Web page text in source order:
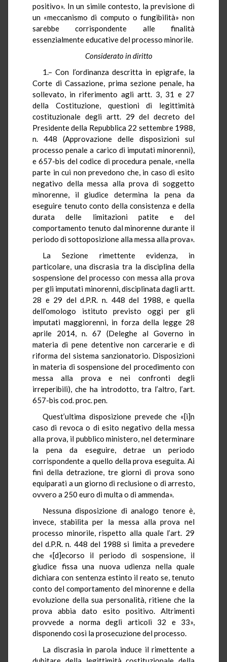
positivo». In un simile contesto, la previsione di
un «meccanismo di computo o fungibilità» non
sarebbe corrispondente alle finalità
essenzialmente educative del processo minorile.
Considerato in diritto
1.– Con l’ordinanza descritta in epigrafe, la
Corte di Cassazione, prima sezione penale, ha
sollevato, in riferimento agli artt. 3, 31 e 27
della Costituzione, questioni di legittimità
costituzionale degli artt. 29 del decreto del
Presidente della Repubblica 22 settembre 1988,
n. 448 (Approvazione delle disposizioni sul
processo penale a carico di imputati minorenni),
e 657-bis del codice di procedura penale, «nella
parte in cui non prevedono che, in caso di esito
negativo della messa alla prova di soggetto
minorenne, il giudice determina la pena da
eseguire tenuto conto della consistenza e della
durata delle limitazioni patite e del
comportamento tenuto dal minorenne durante il
periodo di sottoposizione alla messa alla prova».
La Sezione rimettente evidenza, in
particolare, una discrasia tra la disciplina della
sospensione del processo con messa alla prova
per gli imputati minorenni, disciplinata dagli artt.
28 e 29 del d.P.R. n. 448 del 1988, e quella
dell’omologo istituto previsto oggi per gli
imputati maggiorenni, in forza della legge 28
aprile 2014, n. 67 (Deleghe al Governo in
materia di pene detentive non carcerarie e di
riforma del sistema sanzionatorio. Disposizioni
in materia di sospensione del procedimento con
messa alla prova e nei confronti degli
irreperibili), che ha introdotto, tra l’altro, l’art.
657-bis cod. proc. pen.
Quest’ultima disposizione prevede che «[i]n
caso di revoca o di esito negativo della messa
alla prova, il pubblico ministero, nel determinare
la pena da eseguire, detrae un periodo
corrispondente a quello della prova eseguita. Ai
fini della detrazione, tre giorni di prova sono
equiparati a un giorno di reclusione o di arresto,
ovvero a 250 euro di multa o di ammenda».
Nessuna disposizione di analogo tenore è,
invece, stabilita per la messa alla prova nel
processo minorile, rispetto alla quale l’art. 29
del d.P.R. n. 448 del 1988 si limita a prevedere
che «[d]ecorso il periodo di sospensione, il
giudice fissa una nuova udienza nella quale
dichiara con sentenza estinto il reato se, tenuto
conto del comportamento del minorenne e della
evoluzione della sua personalità, ritiene che la
prova abbia dato esito positivo. Altrimenti
provvede a norma degli articoli 32 e 33»,
disponendo così la prosecuzione del processo.
La discrasia in parola induce il rimettente a